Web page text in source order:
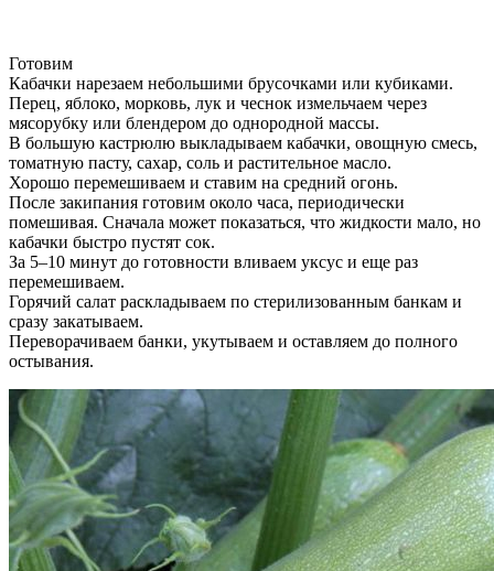
Готовим
Кабачки нарезаем небольшими брусочками или кубиками.
Перец, яблоко, морковь, лук и чеснок измельчаем через
мясорубку или блендером до однородной массы.
В большую кастрюлю выкладываем кабачки, овощную смесь,
томатную пасту, сахар, соль и растительное масло.
Хорошо перемешиваем и ставим на средний огонь.
После закипания готовим около часа, периодически
помешивая. Сначала может показаться, что жидкости мало, но
кабачки быстро пустят сок.
За 5–10 минут до готовности вливаем уксус и еще раз
перемешиваем.
Горячий салат раскладываем по стерилизованным банкам и
сразу закатываем.
Переворачиваем банки, укутываем и оставляем до полного
остывания.